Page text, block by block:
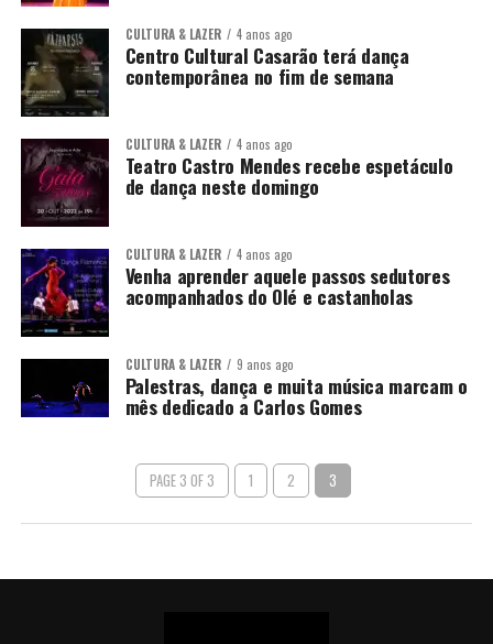
CULTURA & LAZER 4 anos ago
Centro Cultural Casarão terá dança
contemporânea no fim de semana
CULTURA & LAZER 4 anos ago
Teatro Castro Mendes recebe espetáculo
de dança neste domingo
CULTURA & LAZER 4 anos ago
Venha aprender aquele passos sedutores
acompanhados do Olé e castanholas
CULTURA & LAZER 9 anos ago
Palestras, dança e muita música marcam o
mês dedicado a Carlos Gomes
PAGE 3 OF 3 1 2 3